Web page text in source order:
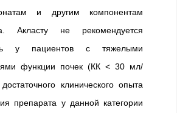
и другим компонентам
Акласту не рекомендуется
у пациентов с тяжелыми
функции почек (КК < 30 мл/
клинического опыта
препарата у данной категории